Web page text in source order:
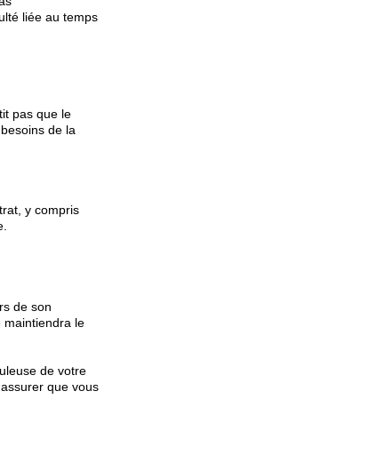
liée au temps
pas que le
de la
y compris
de son
maintiendra le
de votre
que vous